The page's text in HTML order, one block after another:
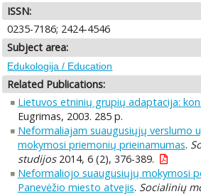
ISSN:
0235-7186; 2424-4546
Subject area:
Edukologija / Education
Related Publications:
Lietuvos etninių grupių adaptacija:
Eugrimas, 2003. 285 p.
Neformaliajam suaugusiųjų verslumo
mokymosi priemonių prieinamumas.
studijos2014, 6 (2), 376-389.
Neformaliojo suaugusiųjų mokymosi
Panevėžio miesto atvejis. Socialinių